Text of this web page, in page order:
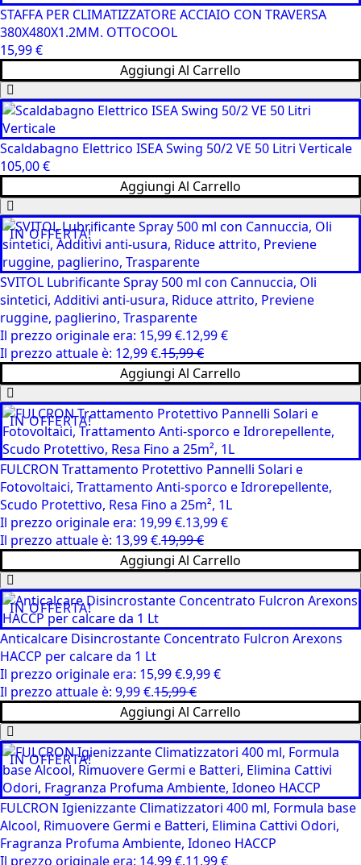
STAFFA PER CLIMATIZZATORE ACCIAIO CON TRAVERSA
380X480X1.2MM. OTTOCOOL
15,99€
Aggiungi Al Carrello
Scaldabagno Elettrico ISEA Swing 50/2 VE 50 Litri Verticale
105,00€
Aggiungi Al Carrello
IN OFFERTA!
SVITOL Lubrificante Spray 500 ml con Cannuccia, Oli
sintetici, Additivi anti-usura, Riduce attrito, Previene
ruggine, paglierino, Trasparente
15,99€
Il prezzo originale era: 15,99 €.12,99€
Il prezzo attuale è: 12,99 €.
Aggiungi Al Carrello
IN OFFERTA!
FULCRON Trattamento Protettivo Pannelli Solari e
Fotovoltaici, Trattamento Anti-sporco e Idrorepellente,
Scudo Protettivo, Resa Fino a 25m², 1L
19,99€
Il prezzo originale era: 19,99 €.13,99€
Il prezzo attuale è: 13,99 €.
Aggiungi Al Carrello
IN OFFERTA!
Anticalcare Disincrostante Concentrato Fulcron Arexons
HACCP per calcare da 1 Lt
15,99€
Il prezzo originale era: 15,99 €.9,99€
Il prezzo attuale è: 9,99 €.
Aggiungi Al Carrello
IN OFFERTA!
FULCRON Igienizzante Climatizzatori 400 ml, Formula base
Alcool, Rimuovere Germi e Batteri, Elimina Cattivi Odori,
Fragranza Profuma Ambiente, Idoneo HACCP
Il prezzo originale era: 14,99 €.11,99€